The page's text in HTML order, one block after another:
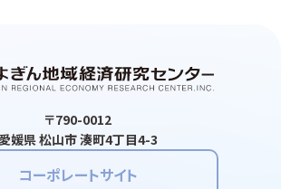
〒790-0012
愛媛県 松山市 湊町4丁目4-3
コーポレートサイト